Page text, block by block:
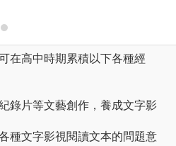
在高中時期累積以下各種經
錄片等文藝創作，養成文字影
種文字影視閱讀文本的問題意